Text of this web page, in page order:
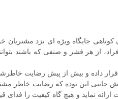
و توانست در مدت زمان کوتاهی جایگاه ویژه
هر قشر و صنفی که باشند بتوانند
داده و بیش از پیش رضایت
این بوده که رضایت خاطر
نماید و هیچ گاه کیفیت را فدای